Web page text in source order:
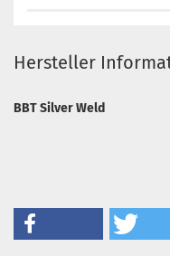
Hersteller
BBT Silver Weld